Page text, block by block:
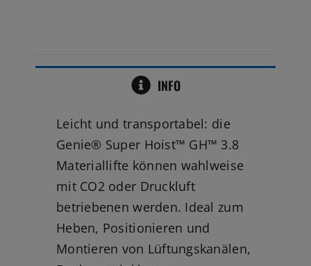
Leicht und transportabel: die
Materiallifte können wahlweise
mit CO2 oder Druckluft
betriebenen werden. Ideal zum
Heben, Positionieren und
Montieren von Lüftungskanälen,
Deckensprinklern,
Deckenrohrleitungen,